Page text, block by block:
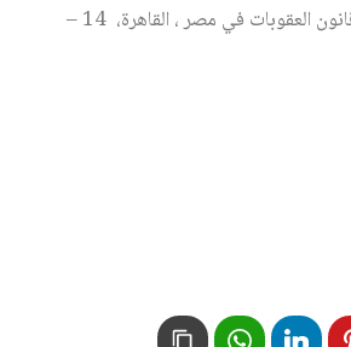
، لمراجعة وتحديث قانون العقوبات في مصر ، القاهرة، 14 –